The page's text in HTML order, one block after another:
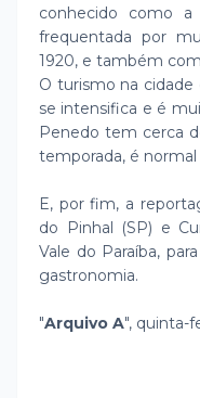
conhecido como
frequentada por
1920, e também
O turismo na
se intensifica e é
Penedo tem cerca
temporada, é normal
E, por fim, a
do Pinhal (SP) e
Vale do Paraíba,
gastronomia.
"Arquivo A", quinta-